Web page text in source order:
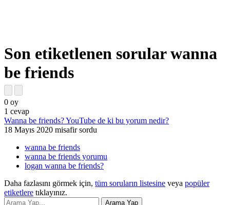
Son etiketlenen sorular wanna
be friends
0 oy
1 cevap
Wanna be friends? YouTube de ki bu yorum nedir?
18 Mayıs 2020 misafir sordu
wanna be friends
wanna be friends yorumu
logan wanna be friends?
Daha fazlasını görmek için, tüm soruların listesine veya popüler
etiketlere tıklayınız.